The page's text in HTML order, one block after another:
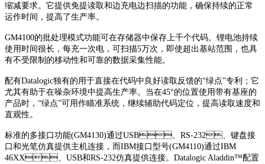
缩减要求。它提供免提读取和边充电边扫描的功能，确保持续的正常
运作时间，提高了生产率。
GM4100的批处理模式功能可在存储器中保存上千个代码。锂电池持续
使用时间很长，每充一次电，可扫描5万次，即使超出基站范围，也具
有不受限制的移动性和可靠的数据采集性能。
配有Datalogic独有的用于直接在代码中良好读取反馈的“绿点”专利；它
尤其有助于在噪杂环境中提高生产率。当在45°的位置使用带有基座的
产品时，“绿点”可用作瞄准系统，继续辅助代码定位，提高读取速度和
直观性。
标准的多接口功能(GM4130)通过USB、RS-232、键盘接
口和光笔仿真提供主机连接，而IBM接口型号(GM4110)通过IBM
46XX、USB和RS-232仿真提供连接。Datalogic Aladdin™配置